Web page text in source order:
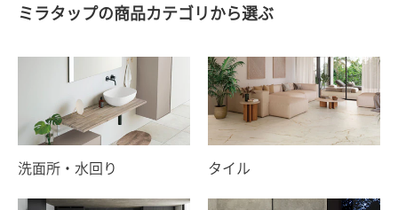
ミラタップの商品カテゴリから選ぶ
洗面所・水回り タイル